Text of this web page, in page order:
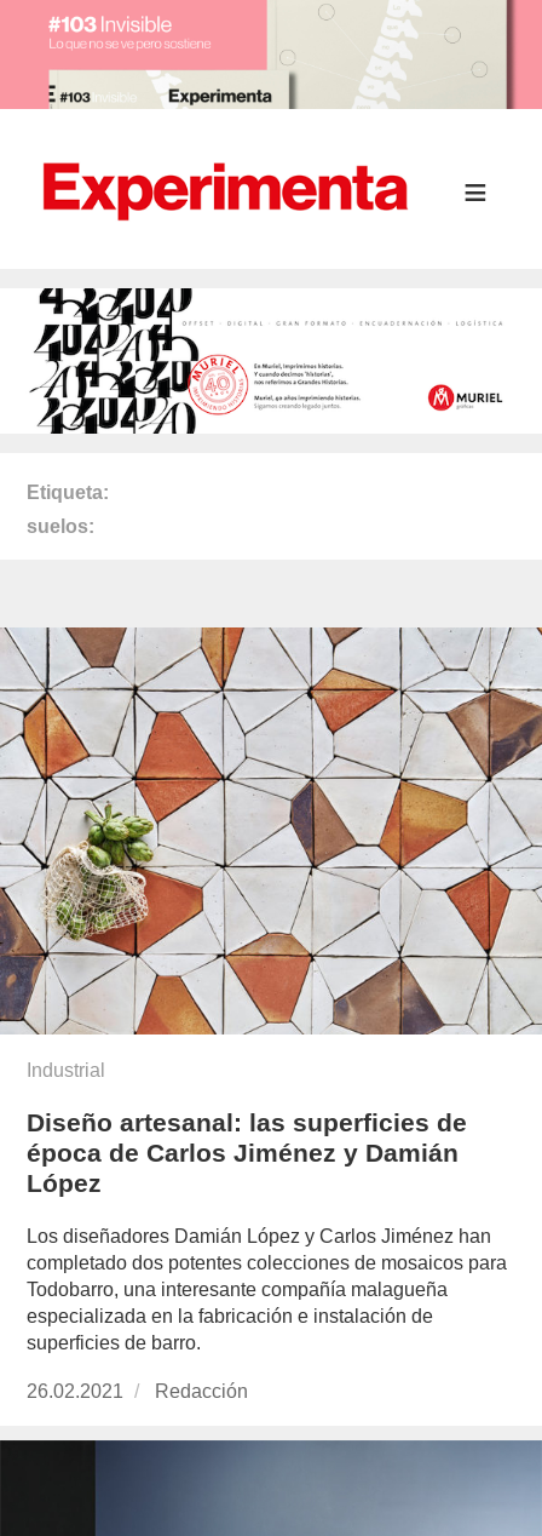
Etiqueta
suelos
Industrial
Diseño artesanal: las superficies de
época de Carlos Jiménez y Damián
López
Los diseñadores Damián López y Carlos Jiménez han
completado dos potentes colecciones de mosaicos para
Todobarro, una interesante compañía malagueña
especializada en la fabricación e instalación de
superficies de barro.
Publicado
26.02.2021 https://www.experimenta.es/author/redaccion/
Redacción